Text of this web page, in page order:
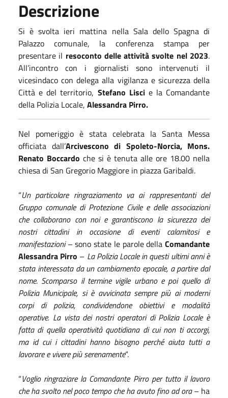
Descrizione
Si è svolta ieri mattina nella Sala dello Spagna di
Palazzo comunale, la conferenza stampa per
presentare il resoconto delle attività svolte nel 2023.
All’incontro con i giornalisti sono intervenuti il
vicesindaco con delega alla vigilanza e sicurezza della
Città e del territorio, Stefano Liscie la Comandante
della Polizia Locale, Alessandra Pirro.
Nel pomeriggio è stata celebrata la Santa Messa
officiata dall’Arcivescono di Spoleto-Norcia, Mons.
Renato Boccardo che si è tenuta alle ore 18.00 nella
chiesa di San Gregorio Maggiore in piazza Garibaldi.
“Un particolare ringraziamento va ai rappresentanti del
Gruppo comunale di Protezione Civile e delle associazioni
che collaborano con noi e garantiscono la sicurezza dei
nostri cittadini in occasione di eventi calamitosi e
manifestazioni– sono state le parole della Comandante
Alessandra Pirro – La Polizia Locale in questi ultimi anni è
stata interessata da un cambiamento epocale, a partire dal
nome. Scomparso il termine vigile urbano e poi quello di
Polizia Municipale, si è avvicinata sempre più ai moderni
corpi di polizia, condividendone obiettivi e modalità
operative. La vista dei nostri operatori di Polizia Locale è
fatta di quella operatività quotidiana di cui non ti accorgi,
ma id cui i cittadini hanno bisogno perché aiuta tutti a
lavorare e vivere più serenamente“.
“Voglio ringraziare la Comandante Pirro per tutto il lavoro
che ha svolto nel poco tempo che ha avuto fino ad ora– ha